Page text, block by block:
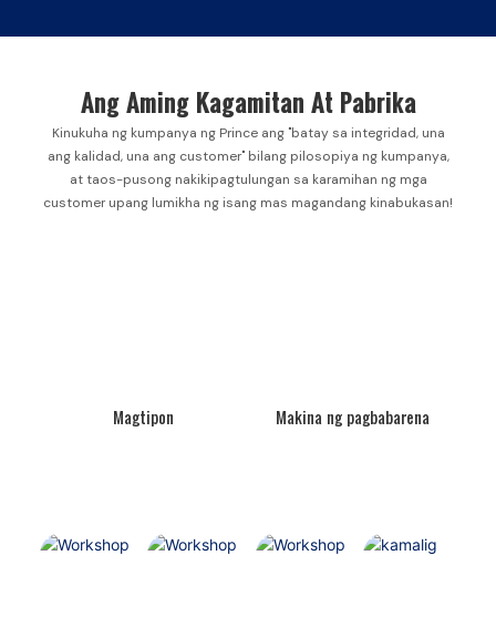
Ang Aming Kagamitan At Pabrika
Kinukuha ng kumpanya ng Prince ang "batay sa integridad, una
ang kalidad, una ang customer" bilang pilosopiya ng kumpanya,
at taos-pusong nakikipagtulungan sa karamihan ng mga
customer upang lumikha ng isang mas magandang kinabukasan!
Magtipon Makina ng pagbabarena